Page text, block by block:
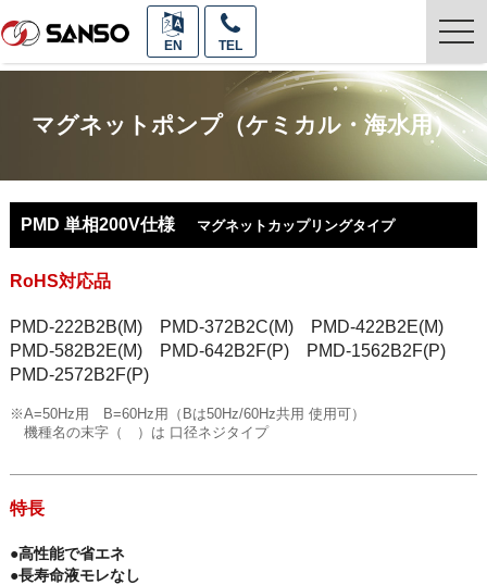
EN TEL
マグネットポンプ（ケミカル・海水用）
PMD 単相200V仕様 マグネットカップリングタイプ
RoHS対応品
PMD-222B2B(M) PMD-372B2C(M) PMD-422B2E(M)
PMD-582B2E(M) PMD-642B2F(P) PMD-1562B2F(P)
PMD-2572B2F(P)
※A=50Hz用 B=60Hz用（Bは50Hz/60Hz共用 使用可）
機種名の末字（ ）は 口径ネジタイプ
特長
●高性能で省エネ
●長寿命液モレなし